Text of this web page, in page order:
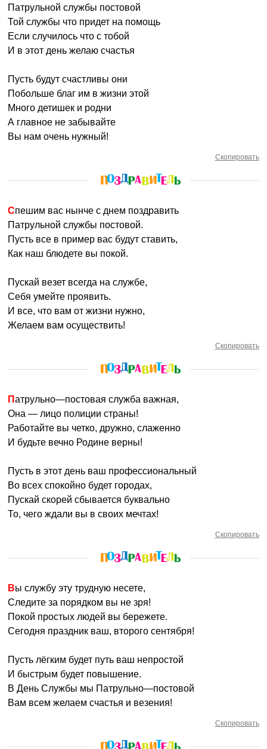
Патрульной службы постовой
Той службы что придет на помощь
Если случилось что с тобой
И в этот день желаю счастья
Пусть будут счастливы они
Побольше благ им в жизни этой
Много детишек и родни
А главное не забывайте
Вы нам очень нужный!
Скопировать
Спешим вас нынче с днем поздравить
Патрульной службы постовой.
Пусть все в пример вас будут ставить,
Как наш блюдете вы покой.
Пускай везет всегда на службе,
Себя умейте проявить.
И все, что вам от жизни нужно,
Желаем вам осуществить!
Скопировать
Патрульно—постовая служба важная,
Она — лицо полиции страны!
Работайте вы четко, дружно, слаженно
И будьте вечно Родине верны!
Пусть в этот день ваш профессиональный
Во всех спокойно будет городах,
Пускай скорей сбывается буквально
То, чего ждали вы в своих мечтах!
Скопировать
Вы службу эту трудную несете,
Следите за порядком вы не зря!
Покой простых людей вы бережете.
Сегодня праздник ваш, второго сентября!
Пусть лёгким будет путь ваш непростой
И быстрым будет повышение.
В День Службы мы Патрульно—постовой
Вам всем желаем счастья и везения!
Скопировать